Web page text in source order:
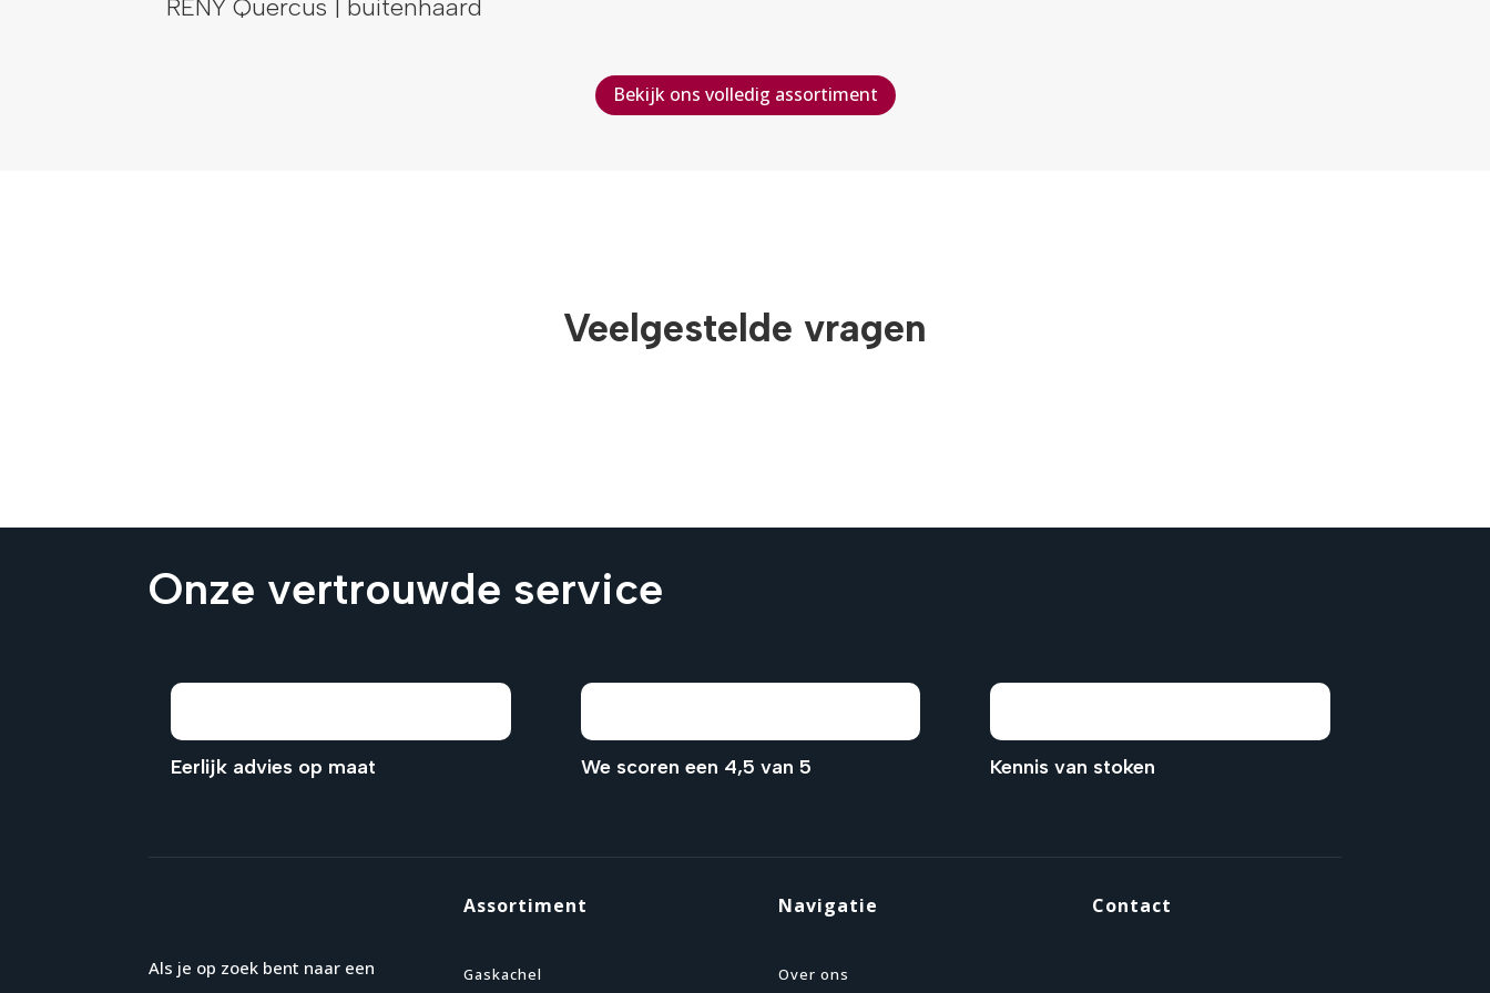
RENY Quercus | buitenhaard
Bekijk ons volledig assortiment
Veelgestelde vragen
Onze vertrouwde service
Eerlijk advies op maat We scoren een 4,5 van 5 Kennis van stoken
Als je op zoek bent naar een
Assortiment
Gaskachel
Navigatie
Over ons
Contact